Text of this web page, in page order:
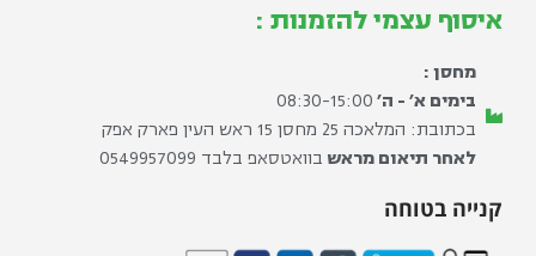
איסוף עצמי להזמנות :
מחסן :
בימים א׳ - ה׳08:30-15:00
בכתובת: המלאכה 25 מחסן 15 ראש העין פארק אפק
לאחר תיאום מראש בוואטסאפ בלבד ⁦0549957099⁩
קנייה בטוחה